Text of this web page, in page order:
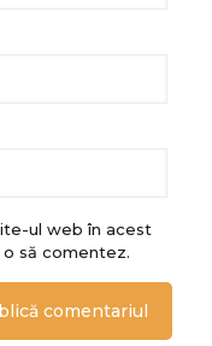
ul web în acest
să comentez.